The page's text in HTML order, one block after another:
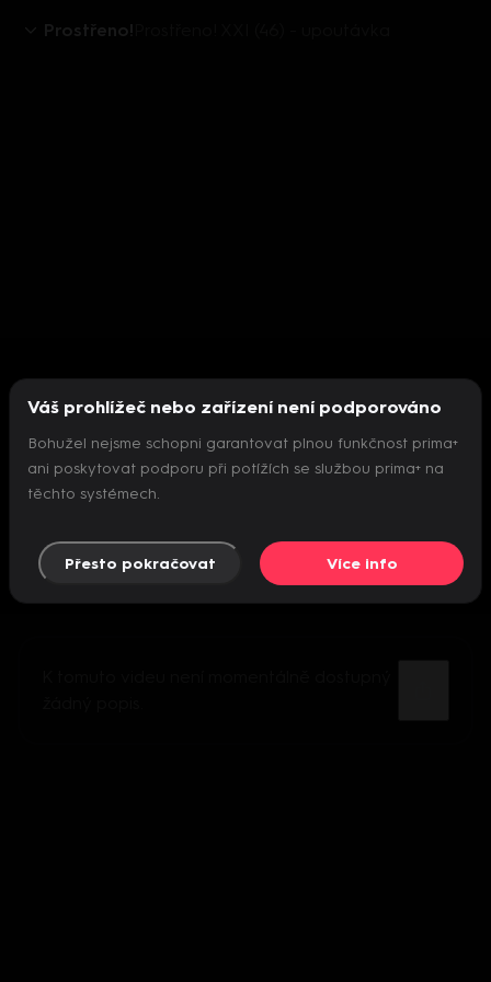
Prostřeno!
Nepodařilo se inicializovat přehrávač
Váš prohlížeč nebo zařízení není podporováno
Bohužel nejsme schopni garantovat plnou funkčnost prima+
ani poskytovat podporu při potížích se službou prima+ na
těchto systémech.
Přesto pokračovat Více info